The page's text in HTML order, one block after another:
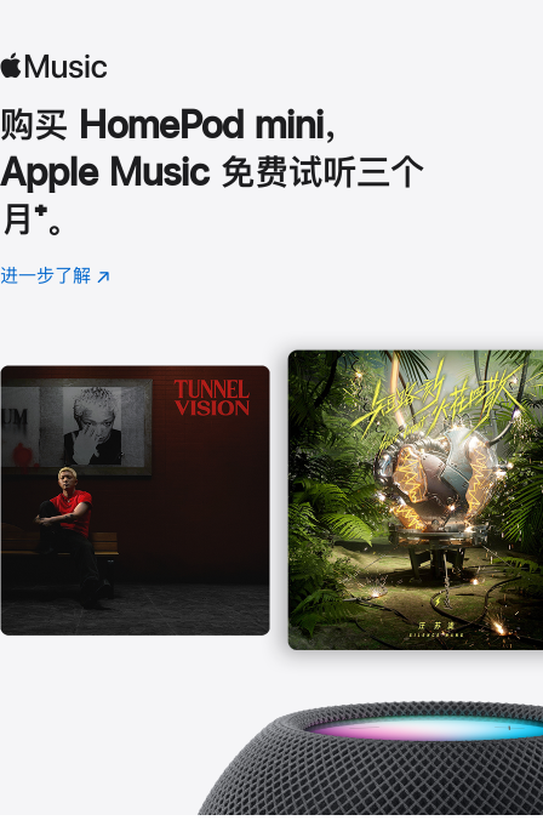
购买 HomePod mini，
Apple Music 免费试听三个
月 脚
注
⁺。
进一步了解 Apple
(在
口
中
打
开)